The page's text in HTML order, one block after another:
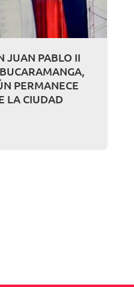
JUAN PABLO II
PERMANECE
LA CIUDAD